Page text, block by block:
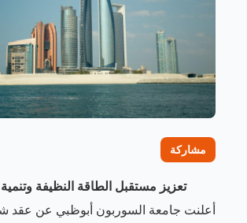
مشاركة
تعزيز مستقبل الطاقة النظيفة
أعلنت جامعة السوربون أبوظبي عن عقد